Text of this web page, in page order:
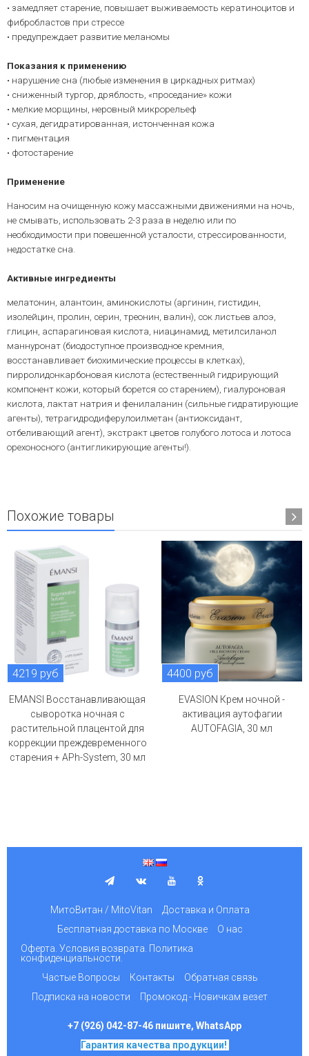
• замедляет старение, повышает выживаемость кератиноцитов и
фибробластов при стрессе
• предупреждает развитие меланомы
Показания к применению
• нарушение сна (любые изменения в циркадных ритмах)
• сниженный тургор, дряблость, «проседание» кожи
• мелкие морщины, неровный микрорельеф
• сухая, дегидратированная, истонченная кожа
• пигментация
• фотостарение
Применение
Наносим на очищенную кожу массажными движениями на ночь,
не смывать, использовать 2-3 раза в неделю или по
необходимости при повешенной усталости, стрессированности,
недостатке сна.
Активные ингредиенты
мелатонин, алантоин, аминокислоты (аргинин, гистидин,
изолейцин, пролин, серин, треонин, валин), сок листьев алоэ,
глицин, аспарагиновая кислота, ниацинамид, метилсиланол
маннуронат (биодоступное производное кремния,
восстанавливает биохимические процессы в клетках),
пирролидонкарбоновая кислота (естественный гидрирующий
компонент кожи, который борется со старением), гиалуроновая
кислота, лактат натрия и фенилаланин (сильные гидратирующие
агенты), тетрагидродиферулоилметан (антиоксидант,
отбеливающий агент), экстракт цветов голубого лотоса и лотоса
орехоносного (антигликирующие агенты!).
Похожие товары
4219 руб
EMANSI Восстанавливающая
сыворотка ночная с
растительной плацентой для
коррекции преждевременного
старения + APh-System, 30 мл
4400 руб
EVASION Крем ночной -
активация аутофагии
AUTOFAGIA, 30 мл
МитоВитан / MitoVitan
Доставка и Оплата
Бесплатная доставка по Москве
О нас
Оферта. Условия возврата. Политика
конфиденциальности.
Частые Вопросы
Контакты
Обратная связь
Подписка на новости
Промокод - Новичкам везет
+7 (926) 042-87-46 пишите, WhatsApp
Гарантия качества продукции!